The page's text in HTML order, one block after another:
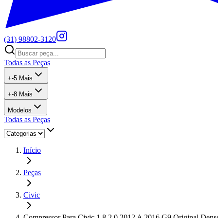
(31) 98802-3120
Todas as Peças
+-5 Mais
+-8 Mais
Modelos
Todas as Peças
Início
Peças
Civic